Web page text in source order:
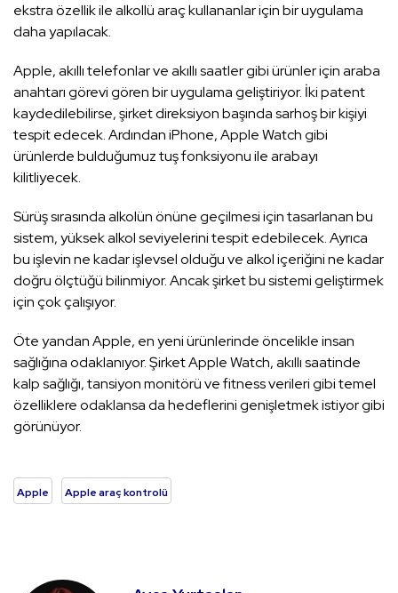
ekstra özellik ile alkollü araç kullananlar için bir uygulama
daha yapılacak.
Apple, akıllı telefonlar ve akıllı saatler gibi ürünler için araba
anahtarı görevi gören bir uygulama geliştiriyor. İki patent
kaydedilebilirse, şirket direksiyon başında sarhoş bir kişiyi
tespit edecek. Ardından iPhone, Apple Watch gibi
ürünlerde bulduğumuz tuş fonksiyonu ile arabayı
kilitliyecek.
Sürüş sırasında alkolün önüne geçilmesi için tasarlanan bu
sistem, yüksek alkol seviyelerini tespit edebilecek. Ayrıca
bu işlevin ne kadar işlevsel olduğu ve alkol içeriğini ne kadar
doğru ölçtüğü bilinmiyor. Ancak şirket bu sistemi geliştirmek
için çok çalışıyor.
Öte yandan Apple, en yeni ürünlerinde öncelikle insan
sağlığına odaklanıyor. Şirket Apple Watch, akıllı saatinde
kalp sağlığı, tansiyon monitörü ve fitness verileri gibi temel
özelliklere odaklansa da hedeflerini genişletmek istiyor gibi
görünüyor.
Apple Apple araç kontrolü